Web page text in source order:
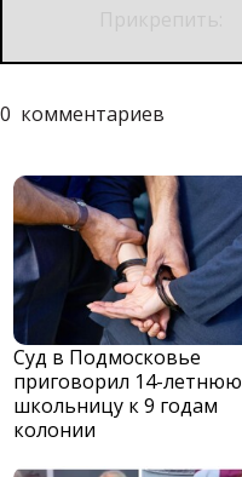
0 комментариев
Суд в Подмосковье
приговорил 14-летнюю
школьницу к 9 годам
колонии